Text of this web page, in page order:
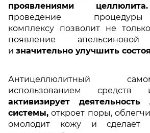
проявлениями целлюлита.
проведение
комплексу позволит не
появление
и значительно улучшить
Антицеллюлитный
использованием средств
активизирует деятельность
системы, откроет поры,
омолодит кожу и сделает